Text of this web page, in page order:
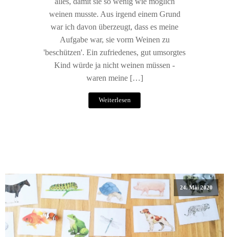
weinen musste. Aus irgend einem Grund
war ich davon überzeugt, dass es meine
Aufgabe war, sie vorm Weinen zu
'beschützen'. Ein zufriedenes, gut umsorgtes
Kind würde ja nicht weinen müssen -
waren meine […]
Weiterlesen
24. Mai 2020